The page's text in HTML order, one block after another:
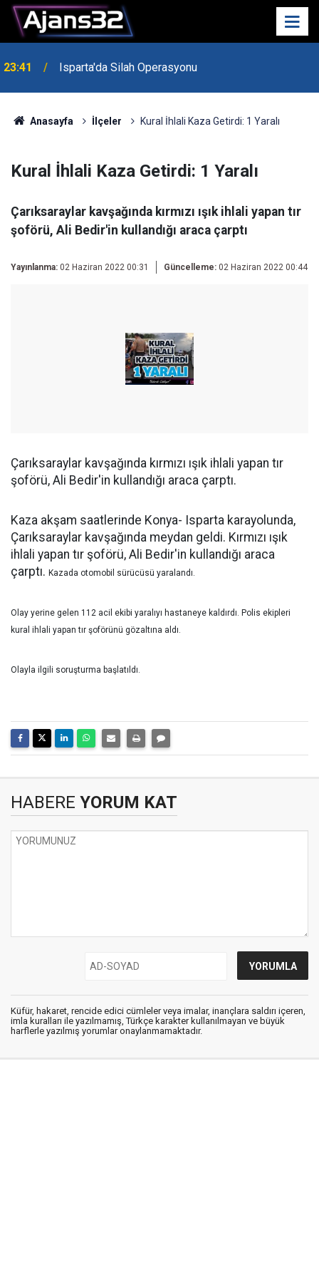
23:41 Isparta'da Silah Operasyonu
Anasayfa İlçeler Kural İhlali Kaza Getirdi: 1 Yaralı
Kural İhlali Kaza Getirdi: 1 Yaralı
Çarıksaraylar kavşağında kırmızı ışık ihlali yapan tır
şoförü, Ali Bedir'in kullandığı araca çarptı
Yayınlanma: 02 Haziran 2022 00:31 Güncelleme: 02 Haziran 2022 00:44
Çarıksaraylar kavşağında kırmızı ışık ihlali yapan tır
şoförü, Ali Bedir'in kullandığı araca çarptı.
Kaza akşam saatlerinde Konya- Isparta karayolunda,
Çarıksaraylar kavşağında meydan geldi. Kırmızı ışık
ihlali yapan tır şoförü, Ali Bedir'in kullandığı araca
çarptı. Kazada otomobil sürücüsü yaralandı.
Olay yerine gelen 112 acil ekibi yaralıyı hastaneye kaldırdı. Polis ekipleri
kural ihlali yapan tır şoförünü gözaltına aldı.
Olayla ilgili soruşturma başlatıldı.
HABERE YORUM KAT
Küfür, hakaret, rencide edici cümleler veya imalar, inançlara saldırı içeren,
imla kuralları ile yazılmamış, Türkçe karakter kullanılmayan ve büyük
harflerle yazılmış yorumlar onaylanmamaktadır.